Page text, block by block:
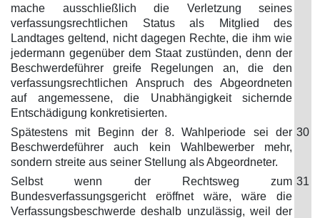
mache ausschließlich die Verletzung seines
verfassungsrechtlichen Status als Mitglied des
Landtages geltend, nicht dagegen Rechte, die ihm wie
jedermann gegenüber dem Staat zustünden, denn der
Beschwerdeführer greife Regelungen an, die den
verfassungsrechtlichen Anspruch des Abgeordneten
auf angemessene, die Unabhängigkeit sichernde
Entschädigung konkretisierten.
Spätestens mit Beginn der 8. Wahlperiode sei der
Beschwerdeführer auch kein Wahlbewerber mehr,
sondern streite aus seiner Stellung als Abgeordneter.
30
Selbst wenn der Rechtsweg zum
Bundesverfassungsgericht eröffnet wäre, wäre die
Verfassungsbeschwerde deshalb unzulässig, weil der
31